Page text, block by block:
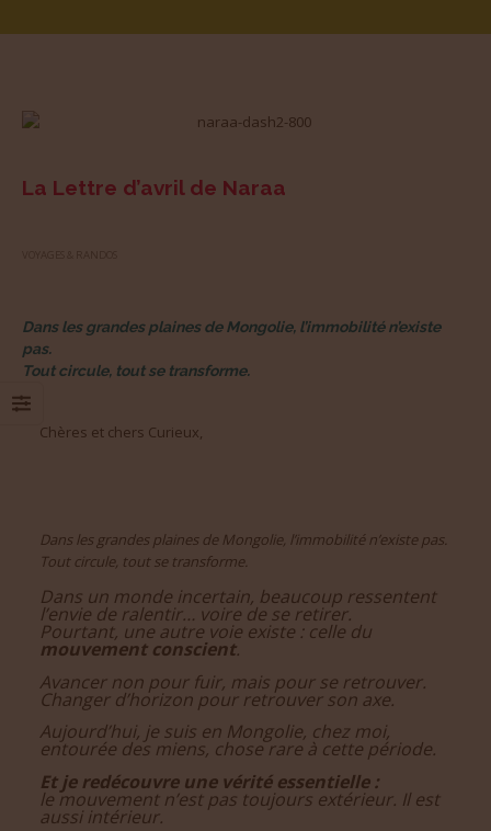
La Lettre d’avril de Naraa
Dans les grandes plaines de Mongolie, l’immobilité n’existe
pas.
Tout circule, tout se transforme.
Chères et chers Curieux,
Dans les grandes plaines de Mongolie, l’immobilité n’existe pas.
Tout circule, tout se transforme.
Dans un monde incertain, beaucoup ressentent
l’envie de ralentir… voire de se retirer.
Pourtant, une autre voie existe : celle du
mouvement conscient.
Avancer non pour fuir, mais pour se retrouver.
Changer d’horizon pour retrouver son axe.
Aujourd’hui, je suis en Mongolie, chez moi,
entourée des miens, chose rare à cette période.
Et je redécouvre une vérité essentielle :
le mouvement n’est pas toujours extérieur. Il est
aussi intérieur.